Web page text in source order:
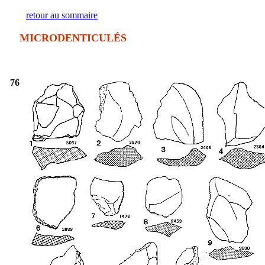
MICRODENTICULÉS
76
retour au sommaire